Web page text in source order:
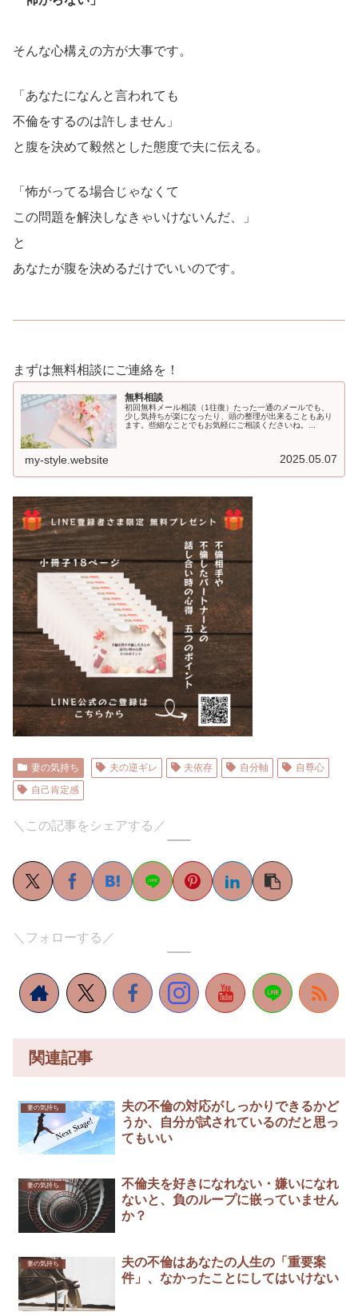
そんな心構えの方が大事です。
「あなたになんと言われても
不倫をするのは許しません」
と腹を決めて毅然とした態度で夫に伝える。
「怖がってる場合じゃなくて
この問題を解決しなきゃいけないんだ、」
と
あなたが腹を決めるだけでいいのです。
まずは無料相談にご連絡を！
無料相談
初回無料メール相談（1往復）たった一通のメールでも、
少し気持ちが楽になったり、頭の整理が出来ることもあり
ます。些細なことでもお気軽にご相談くださいね。...
my-style.website 2025.05.07
妻の気持ち 夫の逆ギレ 夫依存 自分軸
自尊心
自己肯定感
＼この記事をシェアする／
＼フォローする／
関連記事
妻の気持ち
夫の不倫の対応がしっかりできるかど
うか、自分が試されているのだと思っ
てもいい
妻の気持ち
不倫夫を好きになれない・嫌いになれ
ないと、負のループに嵌っていません
か？
妻の気持ち
夫の不倫はあなたの人生の「重要案
件」、なかったことにしてはいけない